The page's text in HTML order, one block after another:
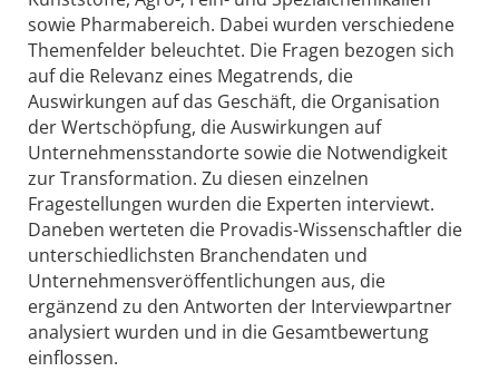
sowie Pharmabereich. Dabei wurden verschiedene
Themenfelder beleuchtet. Die Fragen bezogen sich
auf die Relevanz eines Megatrends, die
Auswirkungen auf das Geschäft, die Organisation
der Wertschöpfung, die Auswirkungen auf
Unternehmensstandorte sowie die Notwendigkeit
zur Transformation. Zu diesen einzelnen
Fragestellungen wurden die Experten interviewt.
Daneben werteten die Provadis-Wissenschaftler die
unterschiedlichsten Branchendaten und
Unternehmensveröffentlichungen aus, die
ergänzend zu den Antworten der Interviewpartner
analysiert wurden und in die Gesamtbewertung
einflossen.